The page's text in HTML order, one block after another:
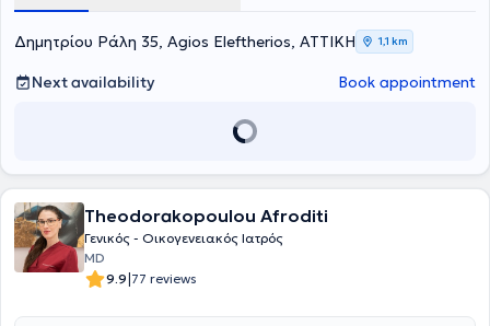
Δημητρίου Ράλη 35, Agios Eleftherios, ΑΤΤΙΚΗ 1,1 km
Next availability Book appointment
Theodorakopoulou Afroditi
Γενικός - Οικογενειακός Ιατρός
MD
9.9|77 reviews